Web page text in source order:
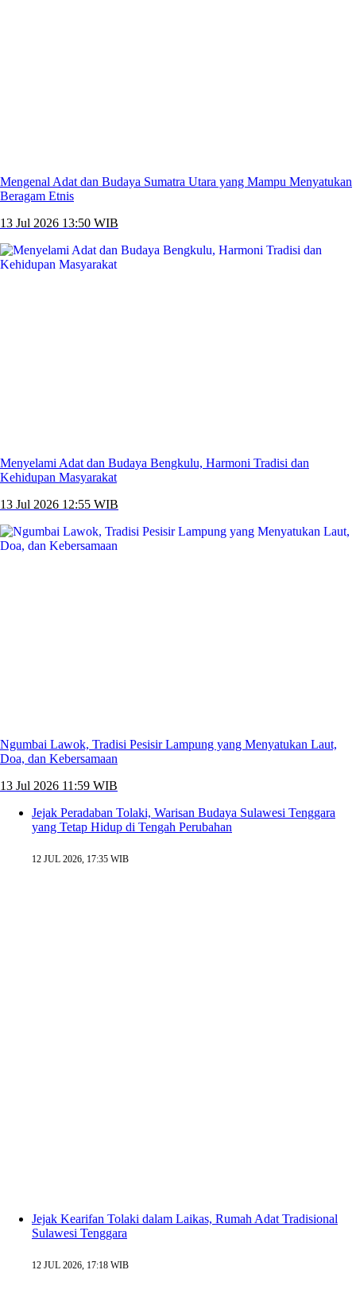
Mengenal Adat dan Budaya Sumatra Utara yang Mampu Menyatukan
Beragam Etnis
13 Jul 2026 13:50 WIB
Menyelami Adat dan Budaya Bengkulu, Harmoni Tradisi dan
Kehidupan Masyarakat
13 Jul 2026 12:55 WIB
Ngumbai Lawok, Tradisi Pesisir Lampung yang Menyatukan Laut,
Doa, dan Kebersamaan
13 Jul 2026 11:59 WIB
Jejak Peradaban Tolaki, Warisan Budaya Sulawesi Tenggara
yang Tetap Hidup di Tengah Perubahan
12 JUL 2026, 17:35 WIB
Jejak Kearifan Tolaki dalam Laikas, Rumah Adat Tradisional
Sulawesi Tenggara
12 JUL 2026, 17:18 WIB